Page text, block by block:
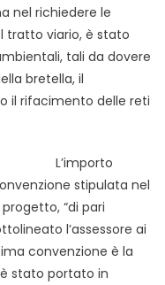
nel richiedere le
tratto viario, è stato
tali da dovere
bretella, il
il rifacimento delle reti
L’importo
stipulata nel
“di pari
l’assessore ai
convenzione è la
stato portato in